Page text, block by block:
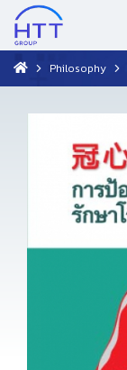
Philosophy